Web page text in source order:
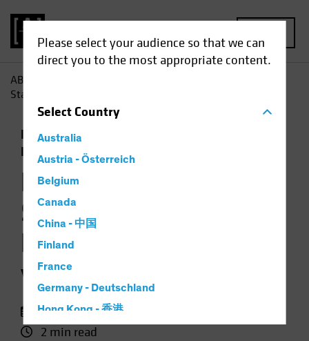
Please select your audience so that we can
direct you to the most appropriate content.
SelectCountry
Australia
Austria - Österreich
Belgium
Canada
China - 中国
Finland
France
Germany - Deutschland
Hong Kong - 香港
Hungary
AB
Staatsanleihen als Diversifizierer verbessert sich
Einkommen
Diagramm
Die Rolle von US-
Staatsanleihen als
Diversifizierer
verbessert sich
11 April 2023
2 min read